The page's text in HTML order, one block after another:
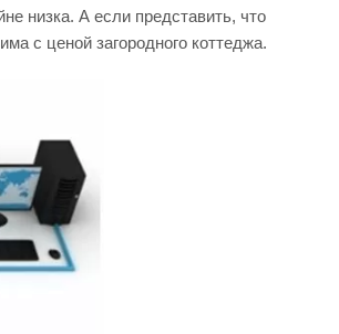
низка. А если представить, что
с ценой загородного коттеджа.